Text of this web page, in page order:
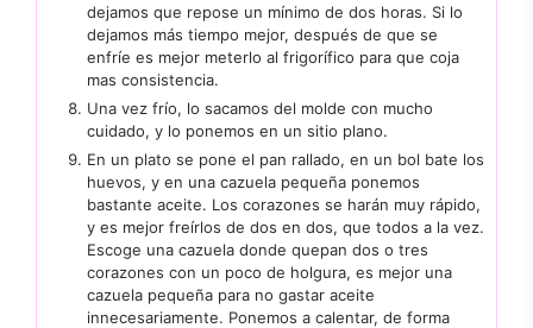
dejamos que repose un mínimo de dos horas. Si lo
dejamos más tiempo mejor, después de que se
enfríe es mejor meterlo al frigorífico para que coja
mas consistencia.
Una vez frío, lo sacamos del molde con mucho
cuidado, y lo ponemos en un sitio plano.
En un plato se pone el pan rallado, en un bol bate los
huevos, y en una cazuela pequeña ponemos
bastante aceite. Los corazones se harán muy rápido,
y es mejor freírlos de dos en dos, que todos a la vez.
Escoge una cazuela donde quepan dos o tres
corazones con un poco de holgura, es mejor una
cazuela pequeña para no gastar aceite
innecesariamente. Ponemos a calentar, de forma